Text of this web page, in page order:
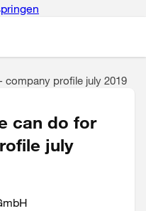
company profile july 2019
can do for
july